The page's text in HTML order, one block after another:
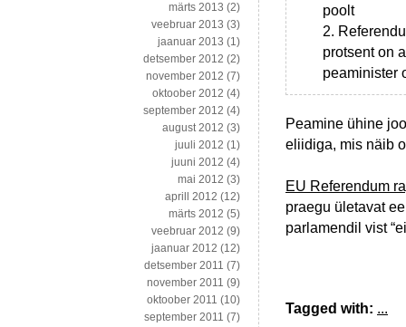
poolt
2.
protsent on
peaminister
Peamine ühine
eliidiga, mis näib
EU Referendum
praegu ületavat
parlamendil vist
Tagged with: ...
märts 2013 (2)
veebruar 2013 (3)
jaanuar 2013 (1)
detsember 2012 (2)
november 2012 (7)
oktoober 2012 (4)
september 2012 (4)
august 2012 (3)
juuli 2012 (1)
juuni 2012 (4)
mai 2012 (3)
aprill 2012 (12)
märts 2012 (5)
veebruar 2012 (9)
jaanuar 2012 (12)
detsember 2011 (7)
november 2011 (9)
oktoober 2011 (10)
september 2011 (7)